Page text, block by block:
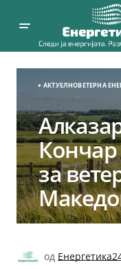
АКТУЕЛНОВЕТЕРНА
за
од